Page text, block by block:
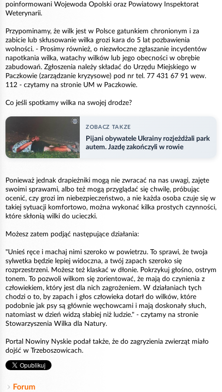
poinformowani Wojewoda Opolski oraz Powiatowy Inspektorat
Weterynarii.
Przypominamy, że wilk jest w Polsce gatunkiem chronionym i za
zabicie lub skłusowanie wilka grozi kara do 5 lat pozbawienia
wolności. - Prosimy również, o niezwłoczne zgłaszanie incydentów
napotkania wilka, watachy wilków lub jego obecności w obrębie
zabudowań. Zgłoszenia należy składać do Urzędu Miejskiego w
Paczkowie (zarządzanie kryzysowe) pod nr tel. 77 431 67 91 wew.
112 - czytamy na stronie UM w Paczkowie.
Co jeśli spotkamy wilka na swojej drodze?
ZOBACZ TAKZE
Pijani obywatele Ukrainy rozjeżdżali park
autem. Jazdę zakończyli w rowie
Ponieważ jednak drapieżniki mogą nie zwracać na nas uwagi, zajęte
swoimi sprawami, albo też mogą przyglądać się chwilę, próbując
ocenić, czy grozi im niebezpieczeństwo, a nie każda osoba czuje się w
takiej sytuacji komfortowo, można wykonać kilka prostych czynności,
które skłonią wilki do ucieczki.
Możesz zatem podjąć następujące działania:
"Unieś ręce i machaj nimi szeroko w powietrzu. To sprawi, że twoja
sylwetka będzie lepiej widoczna, a twój zapach szeroko się
rozprzestrzeni. Możesz też klaskać w dłonie. Pokrzykuj głośno, ostrym
tonem. To pozwoli wilkom się zorientować, że mają do czynienia z
człowiekiem, który jest dla nich zagrożeniem. W działaniach tych
chodzi o to, by zapach i głos człowieka dotarł do wilków, które
podobnie jak psy są głównie węchowcami i mają doskonały słuch,
natomiast w dzień widzą słabiej niż ludzie." - czytamy na stronie
Stowarzyszenia Wilka dla Natury.
Portal Nowiny Nyskie podał także, że do zagryzienia zwierząt miało
dojść w Trzeboszowicach.
Forum